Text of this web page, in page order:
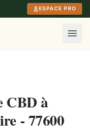
ESPACE PRO
CBD à
- 77600